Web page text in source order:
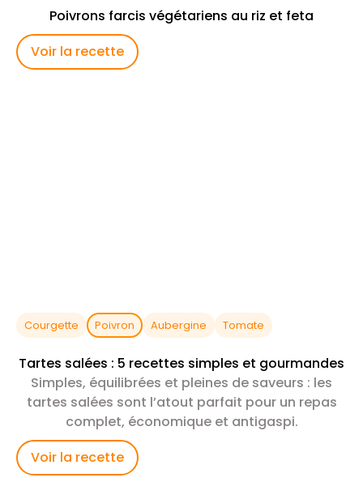
Poivrons farcis végétariens au riz et feta
Voir la recette
Courgette Poivron Aubergine Tomate
Tartes salées : 5 recettes simples et gourmandes
Simples, équilibrées et pleines de saveurs : les
tartes salées sont l’atout parfait pour un repas
complet, économique et antigaspi.
Voir la recette